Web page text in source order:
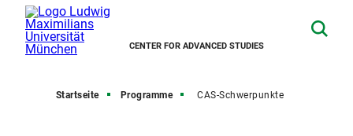
CENTER FOR ADVANCED STUDIES
Startseite Programme CAS-Schwerpunkte